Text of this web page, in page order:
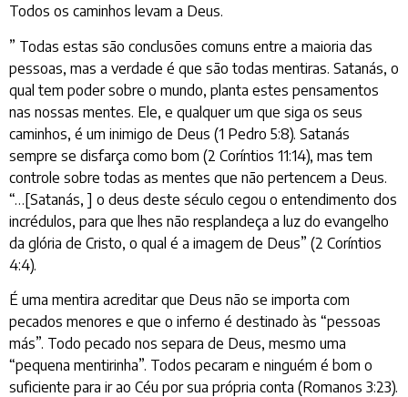
Todos os caminhos levam a Deus.
” Todas estas são conclusões comuns entre a maioria das
pessoas, mas a verdade é que são todas mentiras. Satanás, o
qual tem poder sobre o mundo, planta estes pensamentos
nas nossas mentes. Ele, e qualquer um que siga os seus
caminhos, é um inimigo de Deus (1 Pedro 5:8). Satanás
sempre se disfarça como bom (2 Coríntios 11:14), mas tem
controle sobre todas as mentes que não pertencem a Deus.
“…[Satanás, ] o deus deste século cegou o entendimento dos
incrédulos, para que lhes não resplandeça a luz do evangelho
da glória de Cristo, o qual é a imagem de Deus” (2 Coríntios
4:4).
É uma mentira acreditar que Deus não se importa com
pecados menores e que o inferno é destinado às “pessoas
más”. Todo pecado nos separa de Deus, mesmo uma
“pequena mentirinha”. Todos pecaram e ninguém é bom o
suficiente para ir ao Céu por sua própria conta (Romanos 3:23).